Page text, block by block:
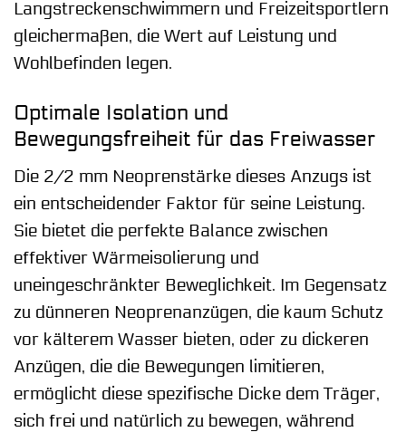
Langstreckenschwimmern und Freizeitsportlern
gleichermaßen, die Wert auf Leistung und
Wohlbefinden legen.
Optimale Isolation und
Bewegungsfreiheit für das Freiwasser
Die 2/2 mm Neoprenstärke dieses Anzugs ist
ein entscheidender Faktor für seine Leistung.
Sie bietet die perfekte Balance zwischen
effektiver Wärmeisolierung und
uneingeschränkter Beweglichkeit. Im Gegensatz
zu dünneren Neoprenanzügen, die kaum Schutz
vor kälterem Wasser bieten, oder zu dickeren
Anzügen, die die Bewegungen limitieren,
ermöglicht diese spezifische Dicke dem Träger,
sich frei und natürlich zu bewegen, während